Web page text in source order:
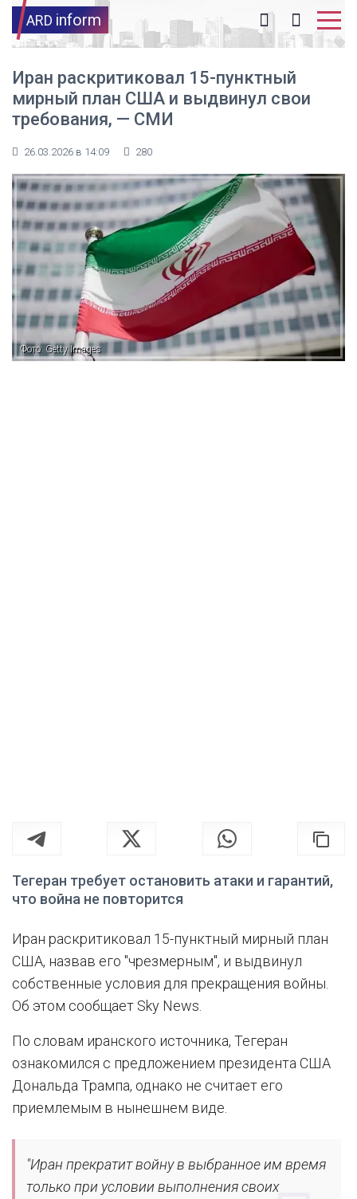
ARD inform
Иран раскритиковал 15-пунктный
мирный план США и выдвинул свои
требования, — СМИ
26.03.2026 в 14:09 280
Фото: Getty Images
Тегеран требует остановить атаки и гарантий,
что война не повторится
Иран раскритиковал 15-пунктный мирный план
США, назвав его "чрезмерным", и выдвинул
собственные условия для прекращения войны.
Об этом сообщает Sky News.
По словам иранского источника, Тегеран
ознакомился с предложением президента США
Дональда Трампа, однако не считает его
приемлемым в нынешнем виде.
"Иран прекратит войну в выбранное им время
только при условии выполнения своих